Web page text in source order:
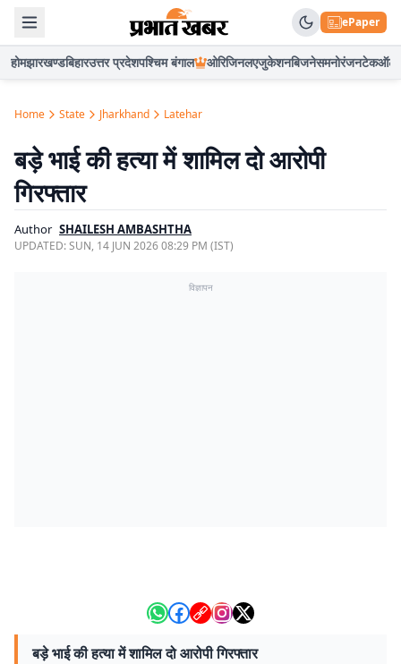
ePaper
होमझारखण्डबिहारउत्तर प्रदेशपश्चिम बंगाल ओरिजिनलएजुकेशनबिजनेसमनोरंजनटेकऑटो
Home State Jharkhand Latehar
बड़े भाई की हत्या में शामिल दो आरोपी
गिरफ्तार
Author SHAILESH AMBASHTHA
UPDATED:SUN, 14 JUN 2026 08:29 PM (IST)
विज्ञापन
बड़े भाई की हत्या में शामिल दो आरोपी गिरफ्तार